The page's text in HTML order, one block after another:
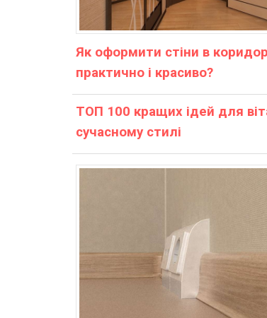
Як оформити стіни в
практично і красиво?
ТОП 100 кращих ідей для
сучасному стилі